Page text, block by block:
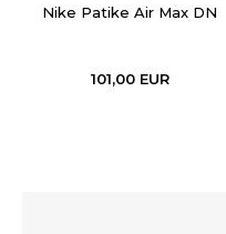
Nike Patike Air Max DN
101,00 EUR